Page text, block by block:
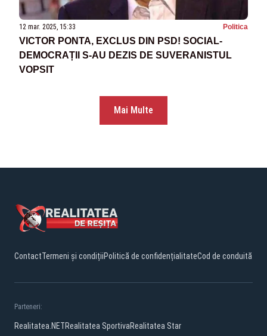
12 mar. 2025, 15:33 Politica
VICTOR PONTA, EXCLUS DIN PSD! SOCIAL-
DEMOCRAȚII S-AU DEZIS DE SUVERANISTUL
VOPSIT
Mai Multe
ContactTermeni și condițiiPolitică de confidențialitateCod de conduită
Parteneri:
Realitatea.NETRealitatea SportivaRealitatea Star